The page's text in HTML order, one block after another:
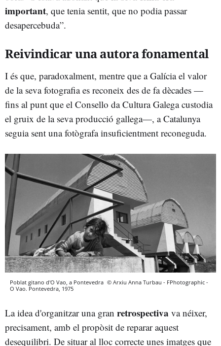
important, que tenia sentit, que no podia passar
desapercebuda”.
Reivindicar una autora fonamental
I és que, paradoxalment, mentre que a Galícia el valor
de la seva fotografia es reconeix des de fa dècades —
fins al punt que el Consello da Cultura Galega custodia
el gruix de la seva producció gallega—, a Catalunya
seguia sent una fotògrafa insuficientment reconeguda.
Poblat gitano d'O Vao, a Pontevedra © Arxiu Anna Turbau - FPhotographic -
O Vao. Pontevedra, 1975
La idea d'organitzar una gran retrospectiva va néixer,
precisament, amb el propòsit de reparar aquest
desequilibri. De situar al lloc correcte unes imatges que